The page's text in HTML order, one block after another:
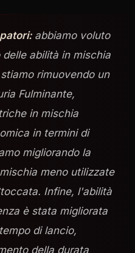
abbiamo voluto
abilità in mischia
rimuovendo un
Fulminante,
in mischia
in termini di
migliorando la
meno utilizzate
Infine, l'abilità
è stata migliorata
di lancio,
della durata